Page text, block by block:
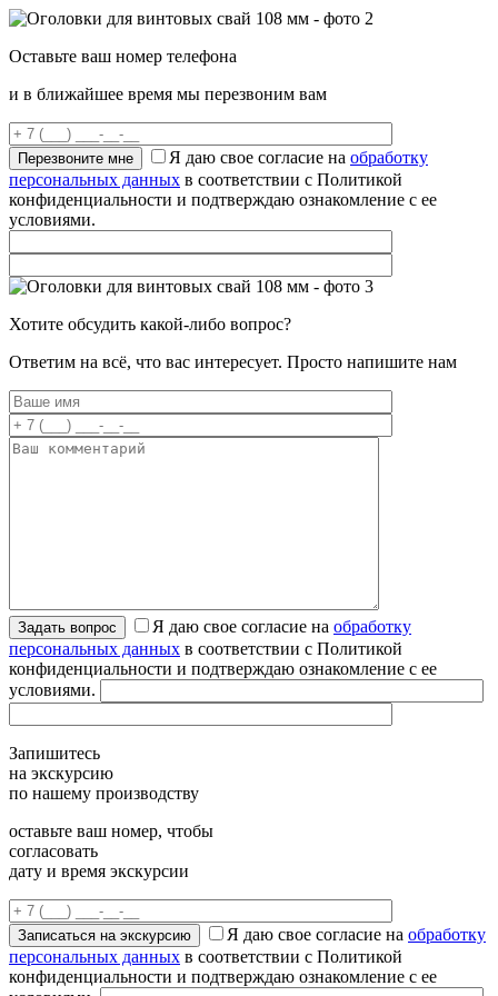
Оставьте ваш номер телефона
и в ближайшее время мы перезвоним вам
Я даю свое согласие на обработку
персональных данных в соответствии с Политикой
конфиденциальности и подтверждаю ознакомление с ее
условиями.
Хотите обсудить какой-либо вопрос?
Ответим на всё, что вас интересует. Просто напишите нам
Я даю свое согласие на обработку
персональных данных в соответствии с Политикой
конфиденциальности и подтверждаю ознакомление с ее
условиями.
Запишитесь
на экскурсию
по нашему производству
оставьте ваш номер, чтобы
согласовать
дату и время экскурсии
Я даю свое согласие на обработку
персональных данных в соответствии с Политикой
конфиденциальности и подтверждаю ознакомление с ее